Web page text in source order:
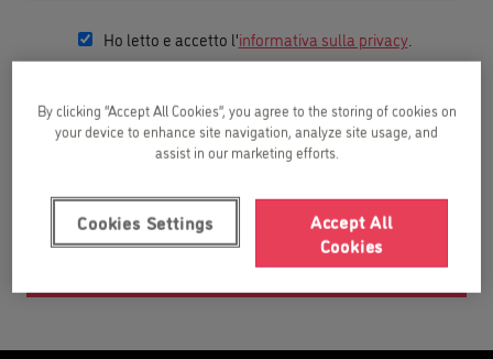
Ho letto e accetto l'informativa sulla privacy.
gratuite in inglese per bambini.
By clicking “Accept All Cookies”, you agree to the storing of cookies on
your device to enhance site navigation, analyze site usage, and
assist in our marketing efforts.
Accept All
Cookies
Cookies Settings